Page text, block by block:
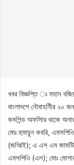
খবর বিজ্ঞপ্তি ঃ মহান
বাংলাদশে নৌবাহনিীর ২০
কমশিন্ড অফসিার থকেে
মোঃ হুমায়ুন কবরি,
(জআিই); এ এস এম
এমসপিওি (এল); মোঃ